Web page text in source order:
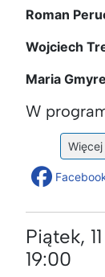
Roman
Wojciech
Maria
W
Piątek,
19:00